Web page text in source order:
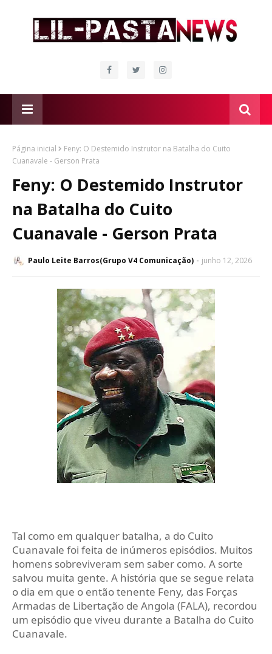
Página inicial
Feny: O Destemido Instrutor na Batalha do Cuito
Cuanavale - Gerson Prata
Feny: O Destemido Instrutor
na Batalha do Cuito
Cuanavale - Gerson Prata
Paulo Leite Barros(Grupo V4 Comunicação) junho 12, 2026
Tal como em qualquer batalha, a do Cuito
Cuanavale foi feita de inúmeros episódios. Muitos
homens sobreviveram sem saber como. A sorte
salvou muita gente. A história que se segue relata
o dia em que o então tenente Feny, das Forças
Armadas de Libertação de Angola (FALA), recordou
um episódio que viveu durante a Batalha do Cuito
Cuanavale.